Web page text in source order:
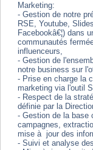
Marketing:
- Gestion de notre
RSE, Youtube,
Facebookâ€¦) dans
communautés
influenceurs,
- Gestion de
notre business sur
- Prise en charge la
marketing via l'outil
- Respect de la
définie par la
- Gestion de la base
campagnes,
mise à jour des
- Suivi et analyse